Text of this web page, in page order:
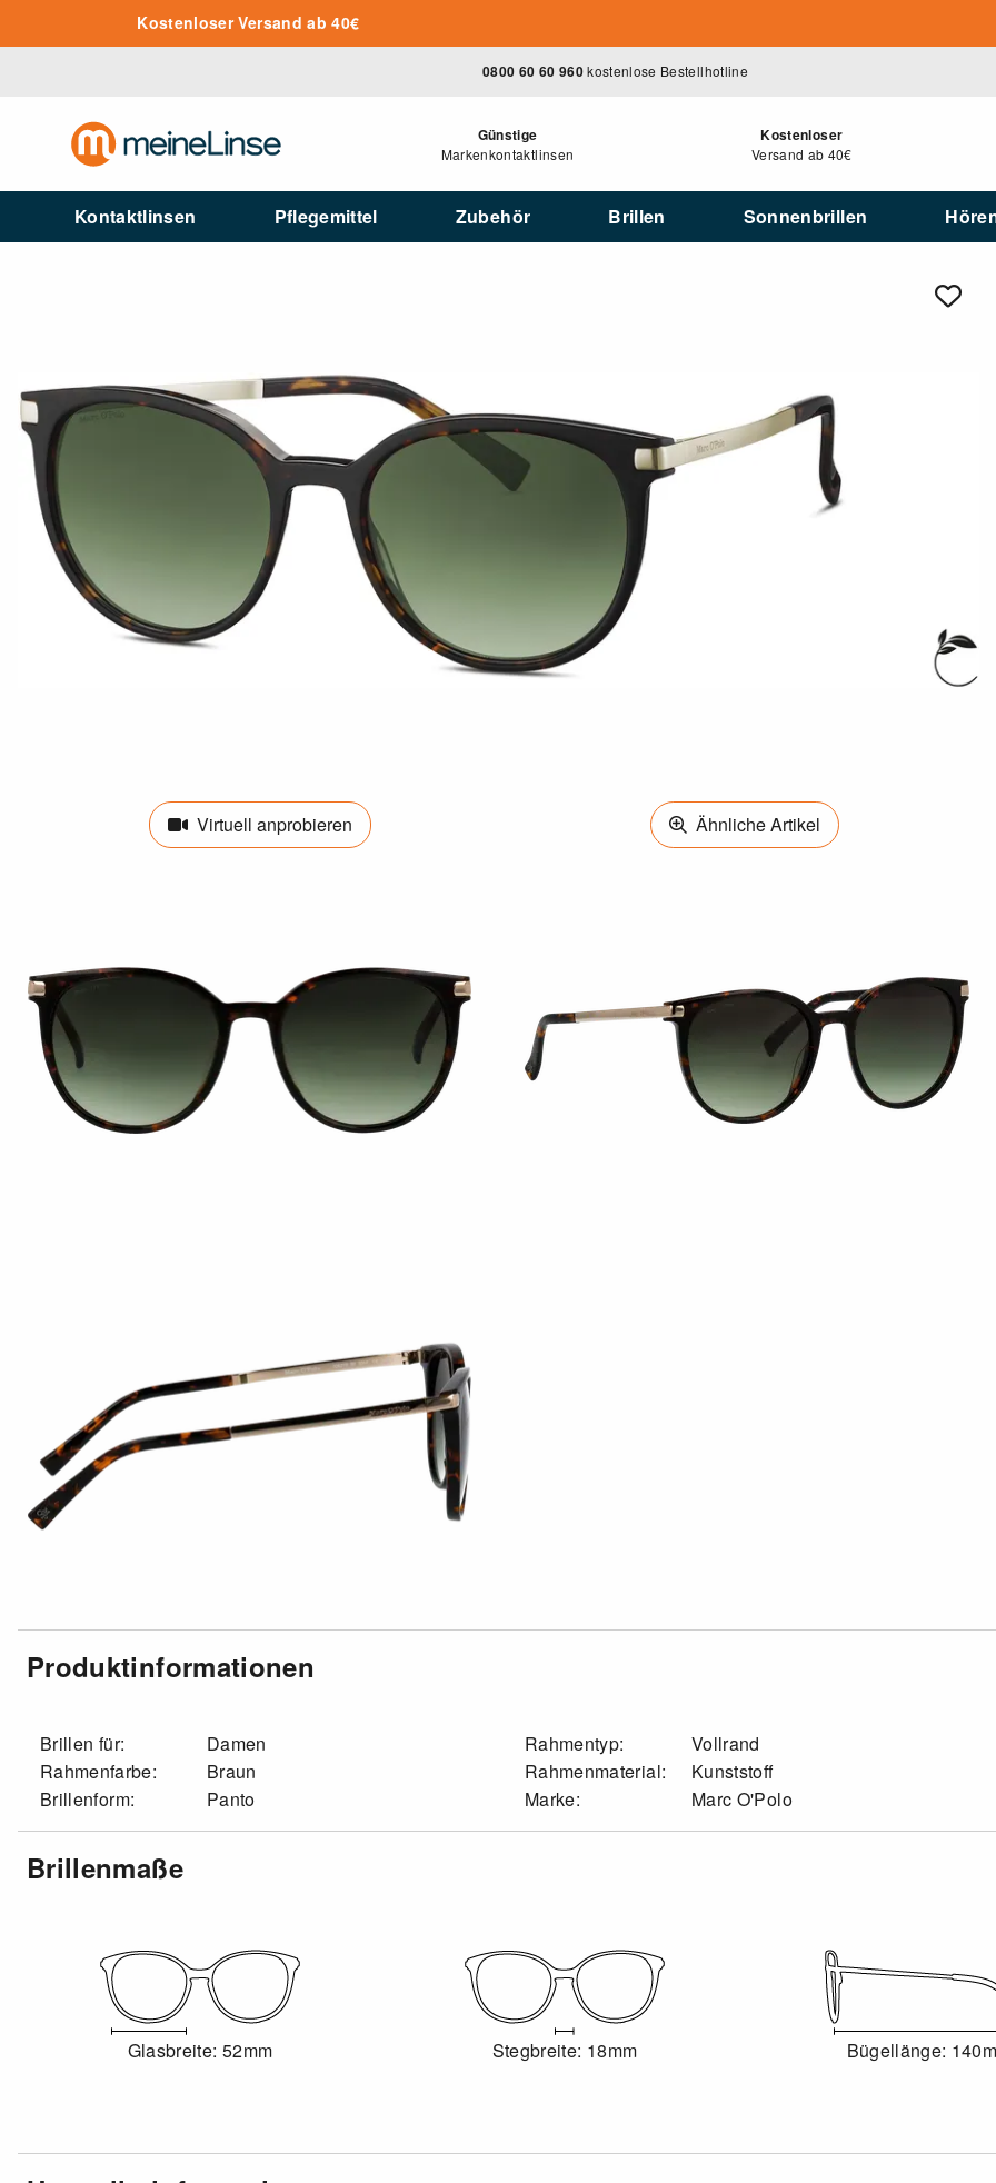
Zum Hauptinhalt springenKostenloser Versand ab 40€
0800 60 60 960kostenlose Bestellhotline
Günstige
Markenkontaktlinsen
Kostenloser
Versand ab 40€
Kontaktlinsen Pflegemittel Zubehör Brillen Sonnenbrillen
Virtuell anprobieren Ähnliche Artikel
Produktinformationen
Brillen für:
Damen
Rahmenfarbe:
Braun
Brillenform:
Panto
Rahmentyp:
Vollrand
Rahmenmaterial:
Kunststoff
Marke:
Marc O'Polo
Brillenmaße
Glasbreite: 52mm Stegbreite: 18mm Bügellänge: